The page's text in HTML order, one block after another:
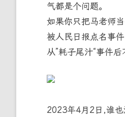
气都是个问题。
如果你只把马老师
被人民日报点名事
从”耗子尾汁“事件
2023年4月2日,谁也